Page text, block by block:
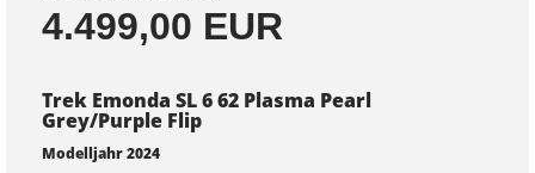
4.499,00 EUR
Trek Emonda SL 6 62 Plasma Pearl
Grey/Purple Flip
Modelljahr 2024